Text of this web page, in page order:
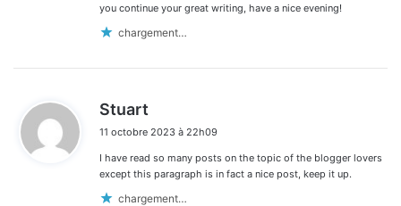
you continue your great writing, have a nice evening!
chargement…
Stuart
t
:
11 octobre 2023 à 22h09
I have read so many posts on the topic of the blogger lovers
except this paragraph is in fact a nice post, keep it up.
chargement…